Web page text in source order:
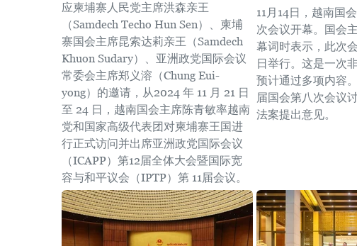
应柬埔寨人民党主席洪森亲王
（Samdech Techo Hun Sen）、柬埔
寨国会主席昆索达莉亲王（Samdech
Khuon Sudary）、亚洲政党国际会议
常委会主席郑义溶（Chung Eui-
yong）的邀请，从2024 年 11 月 21 日
至 24 日，越南国会主席陈青敏率越南
党和国家高级代表团对柬埔寨王国进
行正式访问并出席亚洲政党国际会议
（ICAPP）第12届全体大会暨国际宽
容与和平议会（IPTP）第 11届会议。
11月14日，越南国
次会议开幕。国会
幕词时表示，此次
日举行。这是一次
预计通过多项内容
届国会第八次会议
法案提出意见。